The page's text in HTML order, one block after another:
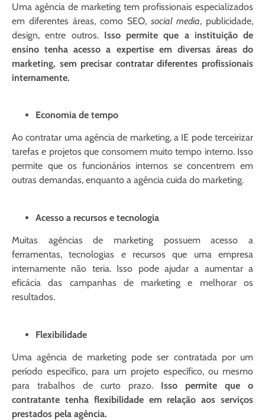
Uma agência de marketing tem profissionais especializados
em diferentes áreas, como SEO, social media, publicidade,
design, entre outros.Isso permite que a instituição de
ensino tenha acesso a expertise em diversas áreas do
marketing, sem precisar contratar diferentes profissionais
internamente.
Economia de tempo
Ao contratar uma agência de marketing, a IE pode terceirizar
tarefas e projetos que consomem muito tempo interno. Isso
permite que os funcionários internos se concentrem em
outras demandas, enquanto a agência cuida do marketing.
Acesso a recursos e tecnologia
Muitas agências de marketing possuem acesso a
ferramentas, tecnologias e recursos que uma empresa
internamente não teria. Isso pode ajudar a aumentar a
eficácia das campanhas de marketing e melhorar os
resultados.
Flexibilidade
Uma agência de marketing pode ser contratada por um
período específico, para um projeto específico, ou mesmo
para trabalhos de curto prazo. Isso permite que o
contratante tenha flexibilidade em relação aos serviços
prestados pela agência.